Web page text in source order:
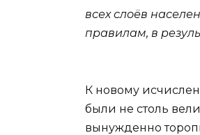
всех слоёв
правилам, в
К новому
были не столь
вынужденно